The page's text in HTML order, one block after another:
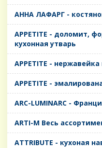
AHHA ЛАФАРГ -
APPETITE - доломит,
кухонная утварь
APPETITE -
APPETITE -
ARC-LUMINARC -
ARTI-M Весь
ATTRIBUTE - кухоная